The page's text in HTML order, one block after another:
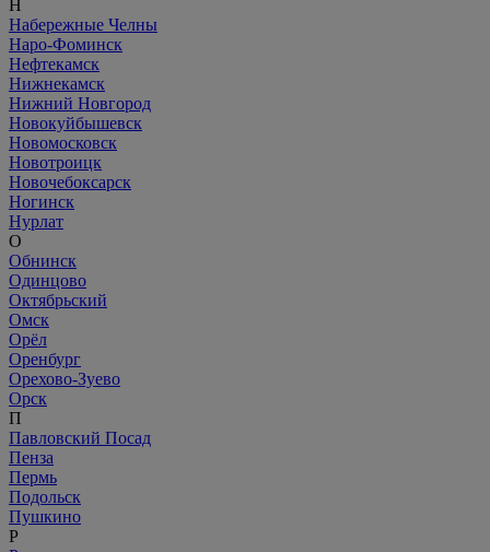
Н
Набережные Челны
Наро-Фоминск
Нефтекамск
Нижнекамск
Нижний Новгород
Новокуйбышевск
Новомосковск
Новотроицк
Новочебоксарск
Ногинск
Нурлат
О
Обнинск
Одинцово
Октябрьский
Омск
Орёл
Оренбург
Орехово-Зуево
Орск
П
Павловский Посад
Пенза
Пермь
Подольск
Пушкино
Р